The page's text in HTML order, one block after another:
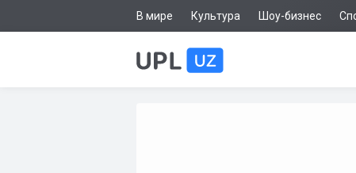
В мире Культура Шоу-бизнес